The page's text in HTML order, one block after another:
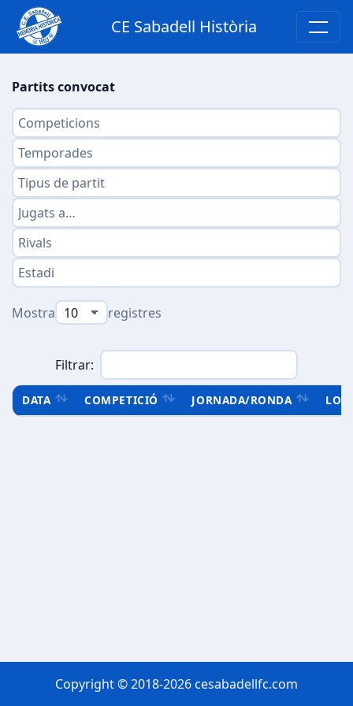
CE Sabadell Història
Partits convocat
Mostra registres
Filtrar:
DATA COMPETICIÓ JORNADA/RONDA
Copyright © 2018-2026 cesabadellfc.com